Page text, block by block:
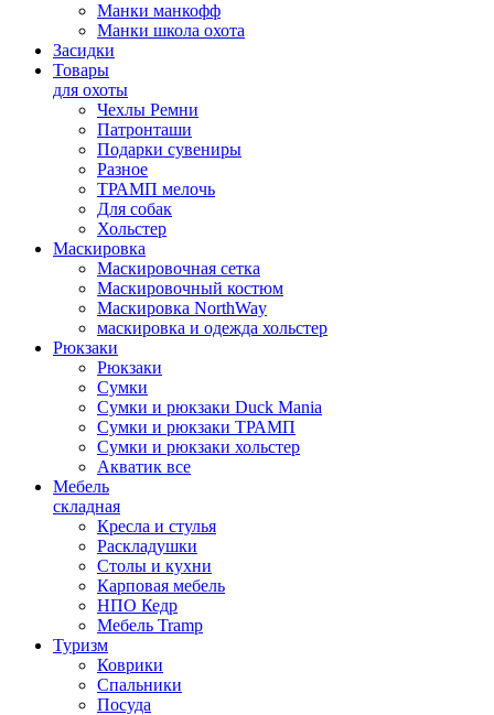
Манки манкофф
Манки школа охота
Засидки
Товары
для охоты
Чехлы Ремни
Патронташи
Подарки сувениры
Разное
ТРАМП мелочь
Для собак
Хольстер
Маскировка
Маскировочная сетка
Маскировочный костюм
Маскировка NorthWay
маскировка и одежда хольстер
Рюкзаки
Рюкзаки
Сумки
Сумки и рюкзаки Duck Mania
Сумки и рюкзаки ТРАМП
Сумки и рюкзаки хольстер
Акватик все
Мебель
складная
Кресла и стулья
Раскладушки
Столы и кухни
Карповая мебель
НПО Кедр
Мебель Tramp
Туризм
Коврики
Спальники
Посуда